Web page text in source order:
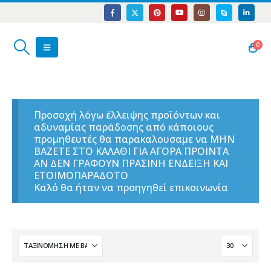
0
Προσοχή λόγω έλλειψης προϊόντων και
αδυναμίας παράδοσης από κάποιους
προμηθευτές θα παρακαλουσαμε να ΜΗΝ
ΒΑΖΕΤΕ ΣΤΟ ΚΑΛΑΘΙ ΓΙΑ ΑΓΟΡΑ ΠΡΟΙΝΤΑ
ΑΝ ΔΕΝ ΓΡΑΦΟΥΝ ΠΡΑΣΙΝΗ ΕΝΔΕΙΞΗ ΚΑΙ
ΕΤΟΙΜΟΠΑΡΑΔΟΤΟ
Καλό θα ήταν να προηγηθεί επικοινωνία